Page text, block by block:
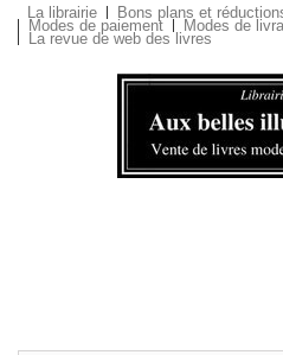
La librairie Bons plans et
Modes de paiement Modes de
La revue de web des livres